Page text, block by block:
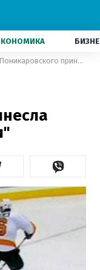
Шайба Алексея Поникаровского принесла победу "Нью-Джерси"